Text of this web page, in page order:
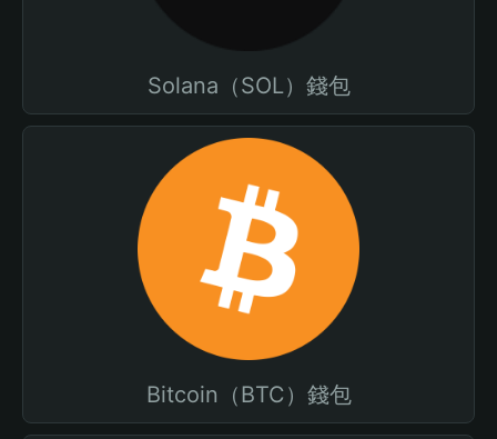
Solana（SOL）錢包
Bitcoin（BTC）錢包